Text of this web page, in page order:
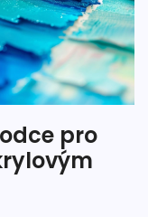
pro